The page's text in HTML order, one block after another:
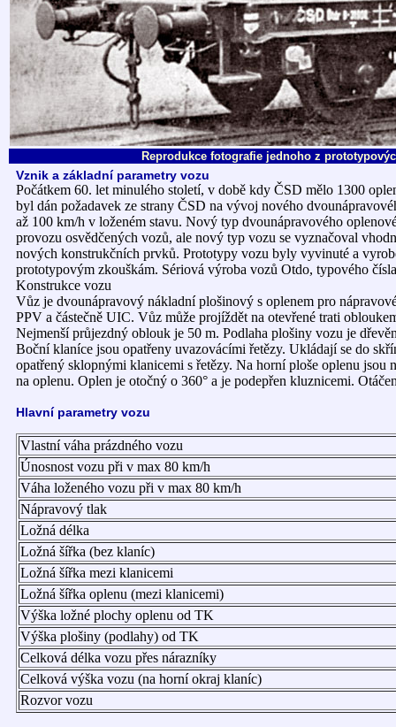
Reprodukce fotografie jednoho z
Vznik a základní parametry vozu
Počátkem 60. let minulého století, v době kdy ČSD mělo 1300
byl dán požadavek ze strany ČSD na vývoj nového
až 100 km/h v loženém stavu. Nový typ dvounápravového
provozu osvědčených vozů, ale nový typ vozu se vyznačoval
nových konstrukčních prvků. Prototypy vozu byly vyvinuté a
prototypovým zkouškám. Sériová výroba vozů Otdo, typového
Konstrukce vozu
Vůz je dvounápravový nákladní plošinový s oplenem pro
PPV a částečně UIC. Vůz může projíždět na otevřené trati
Nejmenší průjezdný oblouk je 50 m. Podlaha plošiny vozu je
Boční klaníce jsou opatřeny uvazovácími řetězy. Ukládají se do
opatřený sklopnými klanicemi s řetězy. Na horní ploše oplenu
na oplenu. Oplen je otočný o 360° a je podepřen kluznicemi.
Hlavní parametry vozu
Vlastní váha prázdného vozu
Únosnost vozu při v max 80 km/h
Váha loženého vozu při v max 80 km/h
Nápravový tlak
Ložná délka
Ložná šířka (bez klaníc)
Ložná šířka mezi klanicemi
Ložná šířka oplenu (mezi klanicemi)
Výška ložné plochy oplenu od TK
Výška plošiny (podlahy) od TK
Celková délka vozu přes nárazníky
Celková výška vozu (na horní okraj klaníc)
Rozvor vozu